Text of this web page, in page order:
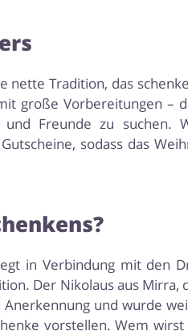
Tradition, das
große Vorbereitungen –
Freunde zu suchen.
sodass das
in Verbindung mit den
Der Nikolaus aus Mirra,
und wurde
vorstellen. Wem wirst